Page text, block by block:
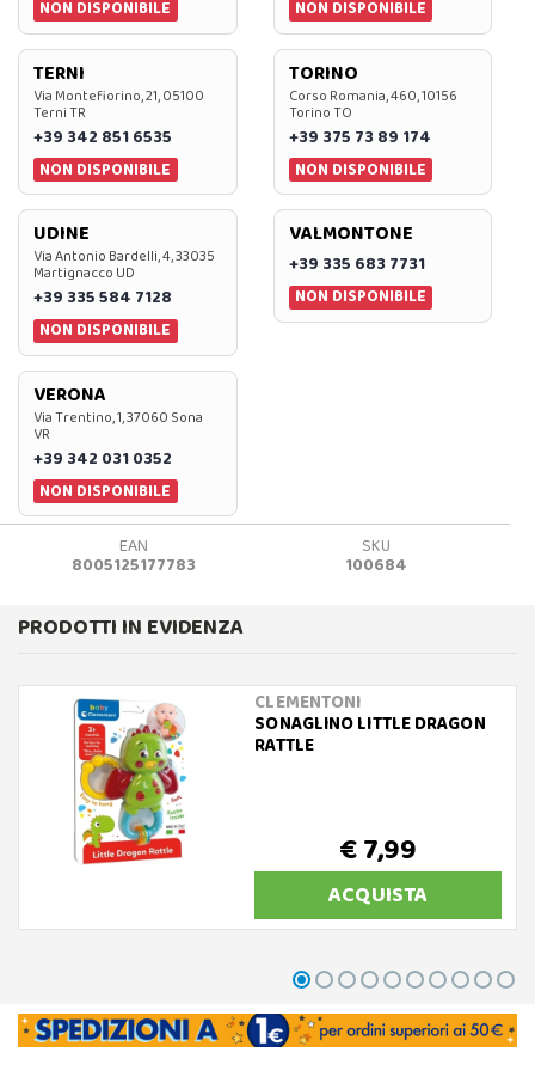
NON DISPONIBILE NON DISPONIBILE
TERNI
Via Montefiorino, 21, 05100
Terni TR
+39 342 851 6535
NON DISPONIBILE
TORINO
Corso Romania, 460, 10156
Torino TO
+39 375 73 89 174
NON DISPONIBILE
UDINE
Via Antonio Bardelli, 4, 33035
Martignacco UD
+39 335 584 7128
NON DISPONIBILE
VALMONTONE
+39 335 683 7731
NON DISPONIBILE
VERONA
Via Trentino, 1, 37060 Sona
VR
+39 342 031 0352
NON DISPONIBILE
EAN
8005125177783
SKU
100684
PRODOTTI IN EVIDENZA
CLEMENTONI
SONAGLINO LITTLE DRAGON
RATTLE
€ 7,99
ACQUISTA